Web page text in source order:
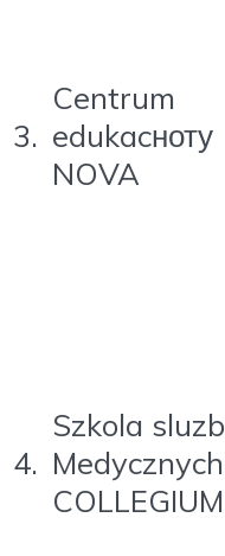
3.
Centrum
edukacноту
NOVA
4.
Szkola sluzb
Medycznych
COLLEGIUM